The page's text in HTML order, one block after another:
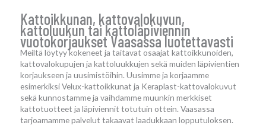
Kattoikkunan, kattovalokuvun,
kattoluukun tai kattoläpiviennin
vuotokorjaukset Vaasassa luotettavasti
Meiltä löytyy kokeneet ja taitavat osaajat kattoikkunoiden,
kattovalokupujen ja kattoluukkujen sekä muiden läpivientien
korjaukseen ja uusimistöihin. Uusimme ja korjaamme
esimerkiksi Velux-kattoikkunat ja Keraplast-kattovalokuvut
sekä kunnostamme ja vaihdamme muunkin merkkiset
kattotuotteet ja läpiviennit totutuin ottein. Vaasassa
tarjoamamme palvelut takaavat laadukkaan lopputuloksen.